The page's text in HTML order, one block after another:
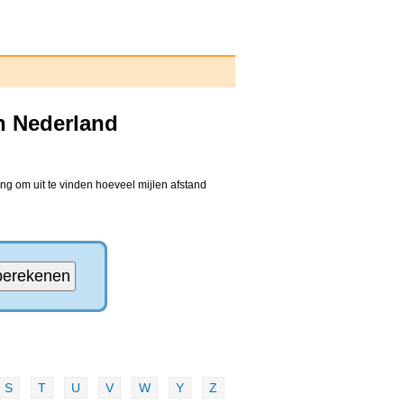
Nederland
om uit te vinden hoeveel mijlen afstand
S T U V W Y Z